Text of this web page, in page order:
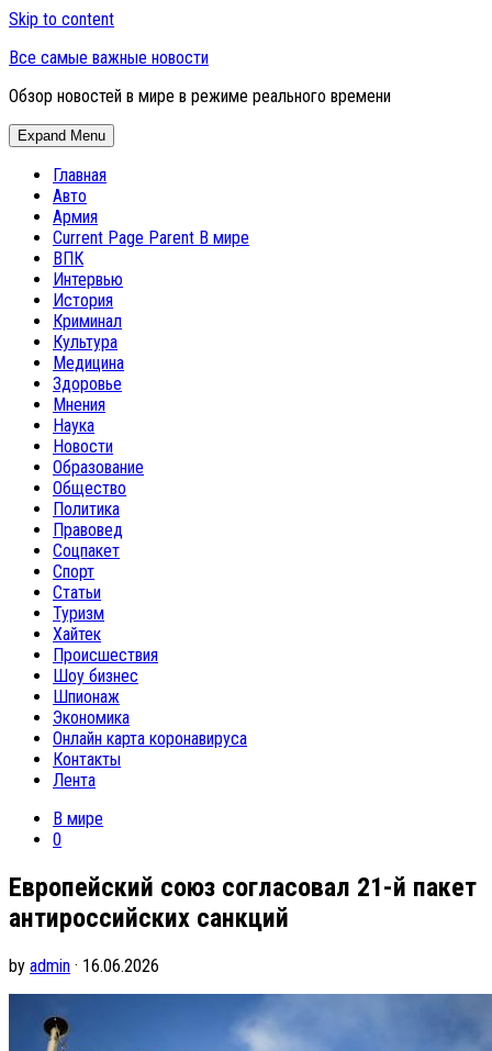
Skip to content
Все самые важные новости
Обзор новостей в мире в режиме реального времени
Expand Menu
Главная
Авто
Армия
Current Page Parent В мире
ВПК
Интервью
История
Криминал
Культура
Медицина
Здоровье
Мнения
Наука
Новости
Образование
Общество
Политика
Правовед
Соцпакет
Спорт
Статьи
Туризм
Хайтек
Происшествия
Шоу бизнес
Шпионаж
Экономика
Онлайн карта коронавируса
Контакты
Лента
В мире
0
Европейский союз согласовал 21-й пакет
антироссийских санкций
by admin · 16.06.2026